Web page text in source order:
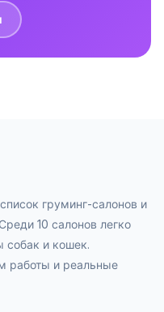
груминг-салонов и
10 салонов легко
собак и кошек.
работы и реальные